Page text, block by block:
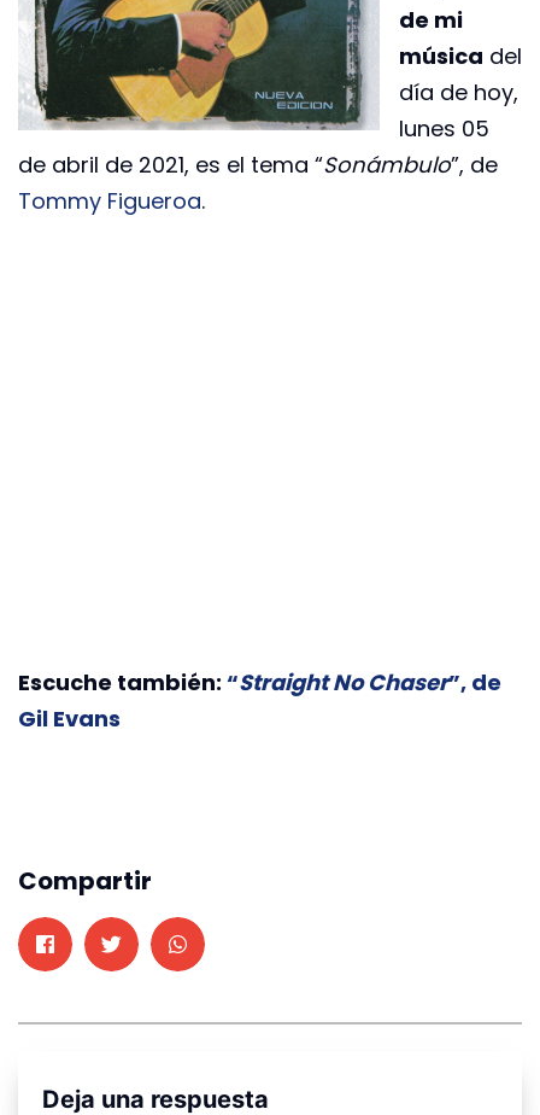
de mi
música del
día de hoy,
lunes 05
de abril de 2021, es el tema “Sonámbulo”, de
Tommy Figueroa.
Escuche también: “Straight No Chaser”, de
Gil Evans
Compartir
Deja una respuesta